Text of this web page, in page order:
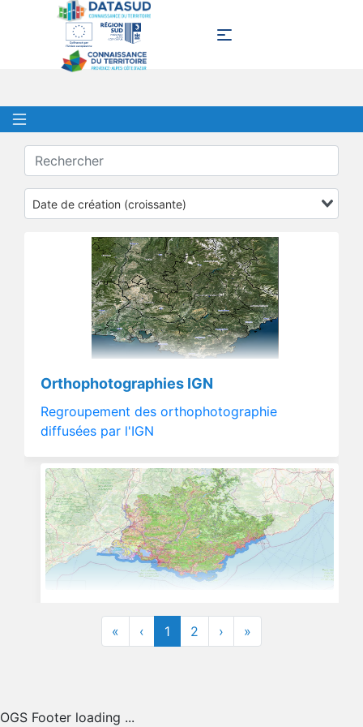
Date de création (croissante)
Orthophotographies IGN
Regroupement des orthophotographie
diffusées par l'IGN
Données d’Occupation du sol en
Provence-Alpes-Côte d'Azur
« ‹ 1 2 › »